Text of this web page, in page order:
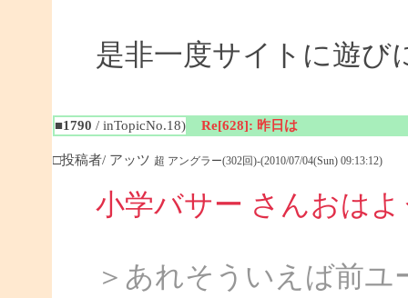
是非一度サイトに遊び
■1790 / inTopicNo.18) Re[628]: 昨日は
□投稿者/ アッツ 超 アングラー(302回)-(2010/07/04(Sun) 09:13:12)
小学バサー さんおは
＞あれそういえば前